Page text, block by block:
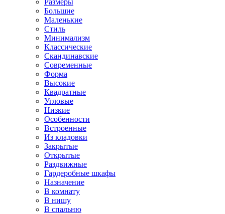
Размеры
Большие
Маленькие
Стиль
Минимализм
Классические
Скандинавские
Современные
Форма
Высокие
Квадратные
Угловые
Низкие
Особенности
Встроенные
Из кладовки
Закрытые
Открытые
Раздвижные
Гардеробные шкафы
Назначение
В комнату
В нишу
В спальню